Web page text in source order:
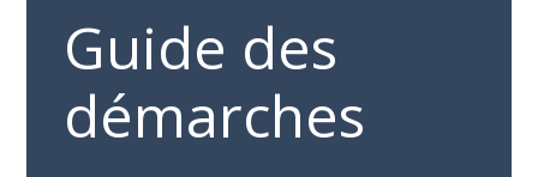
Guide des
démarches